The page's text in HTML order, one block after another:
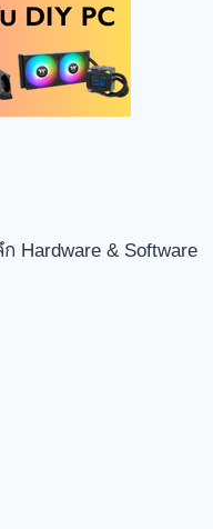
Hardware & Software